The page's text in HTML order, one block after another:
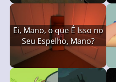
Ei, Mano, o que É Isso no
Seu Espelho, Mano?